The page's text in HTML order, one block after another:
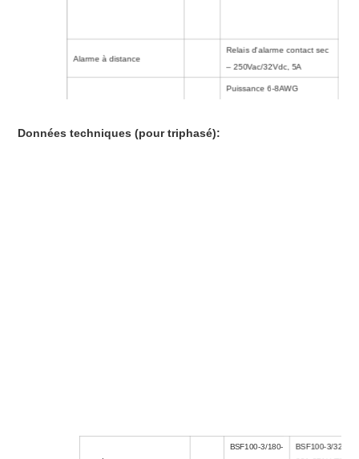
Alarme à distance
Relais d'alarme contact sec
– 250Vac/32Vdc, 5A
Puissance 6-8AWG
Données techniques (pour triphasé):
BSF100-3/180- BSF100-3/320-